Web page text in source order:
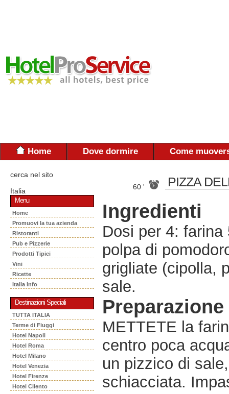
Home Dove dormire Come
cerca nel sito
Italia
Menu
Home
Promuovi la tua azienda
Ristoranti
Pub e Pizzerie
Prodotti Tipici
Vini
Ricette
Italia Info
Destinazioni Speciali
TUTTA ITALIA
Terme di Fiuggi
Hotel Napoli
Hotel Roma
Hotel Milano
Hotel Venezia
Hotel Firenze
Hotel Cilento
60 ' PIZZA
Ingredienti
Dosi per 4:
polpa di
grigliate (cipolla,
sale.
Preparazione
METTETE la
centro poca
un pizzico di
schiacciata.